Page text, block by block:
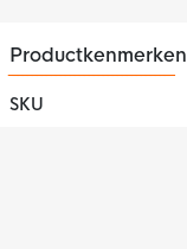
Productkenmerken
SKU